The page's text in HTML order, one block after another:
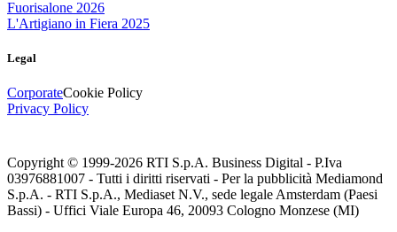
Fuorisalone 2026
L'Artigiano in Fiera 2025
Legal
CorporateCookie Policy
Privacy Policy
Copyright © 1999-2026 RTI S.p.A. Business Digital - P.Iva
03976881007 - Tutti i diritti riservati - Per la pubblicità Mediamond
S.p.A. - RTI S.p.A., Mediaset N.V., sede legale Amsterdam (Paesi
Bassi) - Uffici Viale Europa 46, 20093 Cologno Monzese (MI)